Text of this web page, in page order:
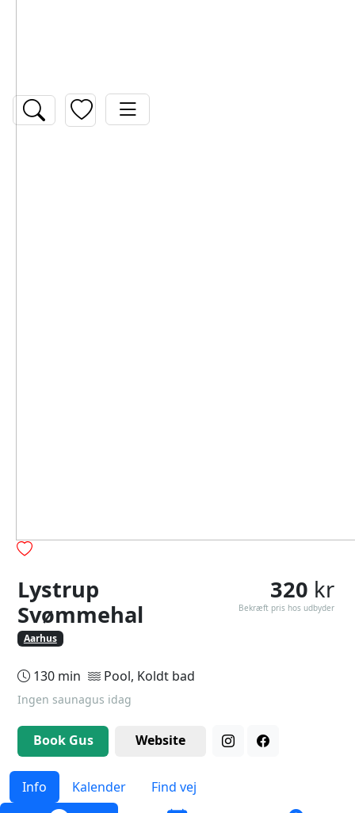
Lystrup
Svømmehal
Aarhus
320 kr
Bekræft pris hos udbyder
130 min Pool, Koldt bad
Ingen saunagus idag
Book Gus Website
Info Kalender Find vej